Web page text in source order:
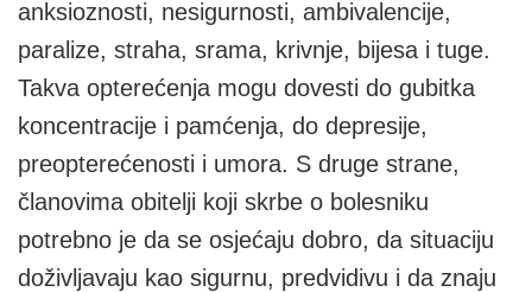
anksioznosti, nesigurnosti, ambivalencije,
paralize, straha, srama, krivnje, bijesa i tuge.
Takva opterećenja mogu dovesti do gubitka
koncentracije i pamćenja, do depresije,
preopterećenosti i umora. S druge strane,
članovima obitelji koji skrbe o bolesniku
potrebno je da se osjećaju dobro, da situaciju
doživljavaju kao sigurnu, predvidivu i da znaju